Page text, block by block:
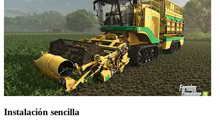
Instalación sencilla